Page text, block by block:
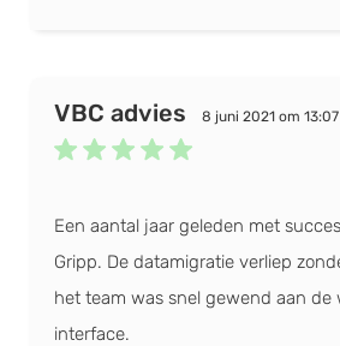
VBC advies 8 juni 2021 om 13:07
Een aantal jaar geleden met
Gripp. De datamigratie verliep
het team was snel gewend aan de
interface.